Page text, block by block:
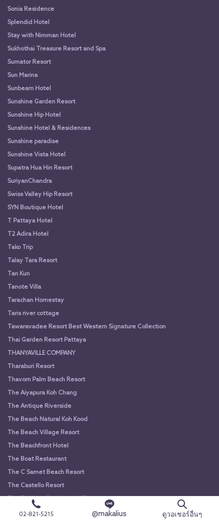
Sonia Residence
Splendid Hotel
Stay with Nimman Hotel
Sukhothai Treasure Resort and Spa
Sumator Resort
Sun Marina
Sunbeam Hotel
Sunshine Garden Resort
Sunshine Hip Hotel
Sunshine Hotel & Residences
Sunshine paradise
Sunshine Vista Hotel
Supatra Hua Hin Resort
SuriyanChandra
Swiss Valley Hip Resort
SYN Boutique Hotel
T Pattaya Hotel
T2 Adira Hotel
Tako Trip
Talay Tara Resort
Tan Kun
Tanote Villa
Tarachan Homestay
Taris river cottage
Tawaravadee Resort Best Western Signature Collection
Thai Garden Resort Pattaya
THANYAVILLE COMPANY
Tharaburi Resort
Thavorn Palm Beach Resort
The Aiyapura Koh Chang
The Antique Riverside
The Beach Natural Koh Kood
The Beach Village Resort
The Beachfront Hotel
The Boat Restaurant
The C Samet Beach Resort
The Castello Resort
The Elephant Butcher and Eatery
The Emerald Cove
02-821-5215 @makalius ดูวอเชอร์อื่นๆ